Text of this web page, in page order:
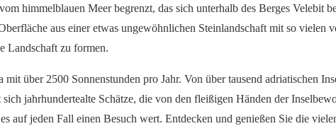
himmelblauen Meer begrenzt, das sich unterhalb des Berges Velebit
aus einer etwas ungewöhnlichen Steinlandschaft mit so vielen
Landschaft zu formen.
über 2500 Sonnenstunden pro Jahr. Von über tausend adriatischen
jahrhundertealte Schätze, die von den fleißigen Händen der
auf jeden Fall einen Besuch wert. Entdecken und genießen Sie die